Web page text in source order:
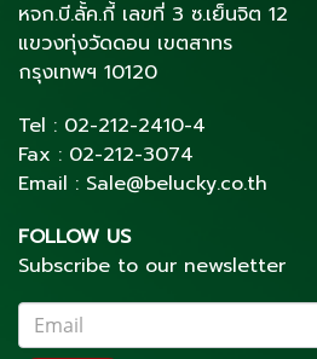
หจก.บี.ลั้ค.กี้ เลขที่ 3 ซ.เย็นจิต 12
แขวงทุ่งวัดดอน เขตสาทร
กรุงเทพฯ 10120
Tel : 02-212-2410-4
Fax : 02-212-3074
Email : Sale@belucky.co.th
FOLLOW US
Subscribe to our newsletter